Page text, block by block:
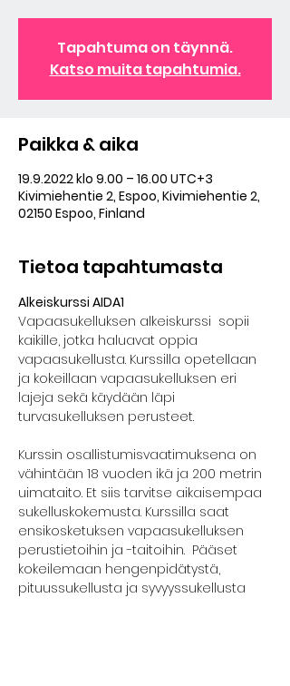
Tapahtuma on täynnä.
Katso muita tapahtumia.
Paikka & aika
19.9.2022 klo 9.00 – 16.00 UTC+3
Kivimiehentie 2, Espoo, Kivimiehentie 2,
02150 Espoo, Finland
Tietoa tapahtumasta
Alkeiskurssi AIDA1
Vapaasukelluksen alkeiskurssi  sopii
kaikille, jotka haluavat oppia
vapaasukellusta. Kurssilla opetellaan
ja kokeillaan vapaasukelluksen eri
lajeja sekä käydään läpi
turvasukelluksen perusteet.
Kurssin osallistumisvaatimuksena on
vähintään 18 vuoden ikä ja 200 metrin
uimataito. Et siis tarvitse aikaisempaa
sukelluskokemusta. Kurssilla saat
ensikosketuksen vapaasukelluksen
perustietoihin ja -taitoihin.  Pääset
kokeilemaan hengenpidätystä,
pituussukellusta ja syvyyssukellusta